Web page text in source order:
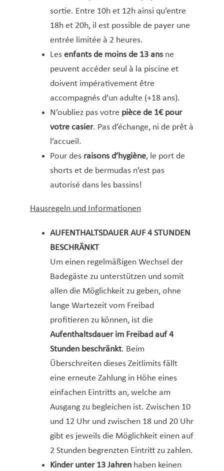
sortie. Entre 10h et 12h ainsi qu’entre
18h et 20h, il est possible de payer une
entrée limitée à 2 heures.
Les enfants de moins de 13 ansne
peuvent accéder seul à la piscine et
doivent impérativement être
accompagnés d’un adulte (+18 ans).
N’oubliez pas votre pièce de 1€ pour
votre casier. Pas d’échange, ni de prêt à
l’accueil.
Pour des raisons d’hygiène, le port de
shorts et de bermudas n’est pas
autorisé dans les bassins!
Hausregeln und Informationen
AUFENTHALTSDAUER AUF 4 STUNDEN
BESCHRÄNKT
Um einen regelmäßigen Wechsel der
Badegäste zu unterstützen und somit
allen die Möglichkeit zu geben, ohne
lange Wartezeit vom Freibad
profitieren zu können, ist die
Aufenthaltsdauer im Freibad auf 4
Stunden beschränkt. Beim
Überschreiten dieses Zeitlimits fällt
eine erneute Zahlung in Höhe eines
einfachen Eintritts an, welche am
Ausgang zu begleichen ist. Zwischen 10
und 12 Uhr und zwischen 18 und 20 Uhr
gibt es jeweils die Möglichkeit einen auf
2 Stunden begrenzten Eintritt zu zahlen.
Kinder unter 13 Jahrenhaben keinen